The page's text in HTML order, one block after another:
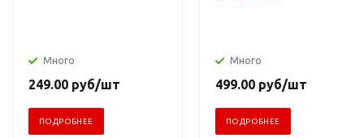
Много
249.00 руб/шт
ПОДРОБНЕЕ
Много
499.00 руб/шт
ПОДРОБНЕЕ